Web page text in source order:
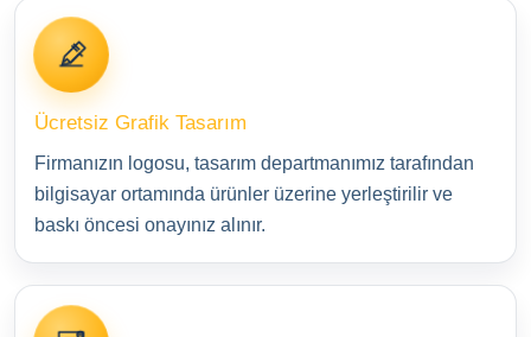
Ücretsiz Grafik Tasarım
Firmanızın logosu, tasarım departmanımız tarafından
bilgisayar ortamında ürünler üzerine yerleştirilir ve
baskı öncesi onayınız alınır.